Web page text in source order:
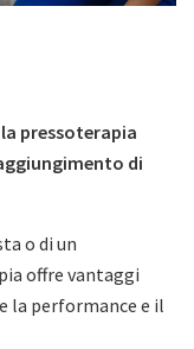
pressoterapia
di
o di un
offre vantaggi
la performance e il